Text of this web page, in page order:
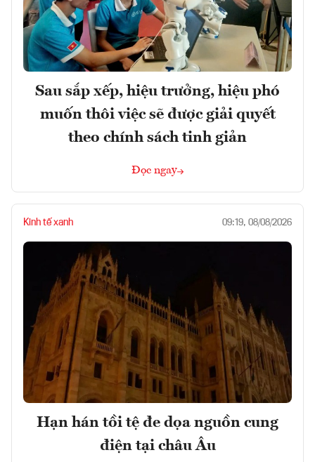
Sau sắp xếp, hiệu trưởng, hiệu phó
muốn thôi việc sẽ được giải quyết
theo chính sách tinh giản
Đọc ngay
Kinh tế xanh 09:19, 08/08/2026
Hạn hán tồi tệ đe dọa nguồn cung
điện tại châu Âu